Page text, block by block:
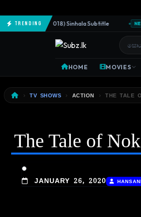
Trending
Predator (2018) Sinhala Subtitle NEW
HOME MOVIES
TV SHOWS ACTION THE TALE
The Tale of
JANUARY 26, 2020